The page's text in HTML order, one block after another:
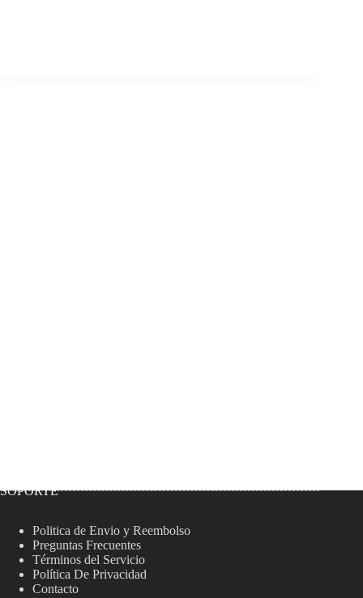
SOPORTE
Politica de Envio y Reembolso
Preguntas Frecuentes
Términos del Servicio
Política De Privacidad
Contacto